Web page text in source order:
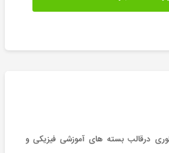
درقالب بسته های آموزشی فیزیکی و